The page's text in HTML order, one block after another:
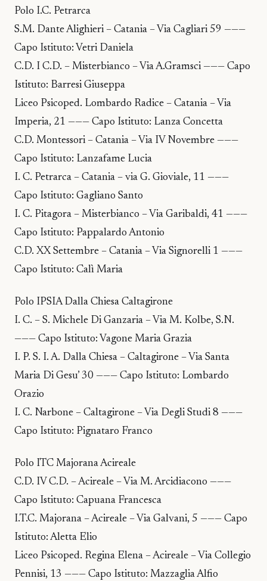
Polo I.C. Petrarca
S.M. Dante Alighieri – Catania – Via Cagliari 59 ———
Capo Istituto: Vetri Daniela
C.D. I C.D. – Misterbianco – Via A.Gramsci ——— Capo
Istituto: Barresi Giuseppa
Liceo Psicoped. Lombardo Radice – Catania – Via
Imperia, 21 ——— Capo Istituto: Lanza Concetta
C.D. Montessori – Catania – Via IV Novembre ———
Capo Istituto: Lanzafame Lucia
I. C. Petrarca – Catania – via G. Gioviale, 11 ———
Capo Istituto: Gagliano Santo
I. C. Pitagora – Misterbianco – Via Garibaldi, 41 ———
Capo Istituto: Pappalardo Antonio
C.D. XX Settembre – Catania – Via Signorelli 1 ———
Capo Istituto: Calì Maria
Polo IPSIA Dalla Chiesa Caltagirone
I. C. – S. Michele Di Ganzaria – Via M. Kolbe, S.N.
——— Capo Istituto: Vagone Maria Grazia
I. P. S. I. A. Dalla Chiesa – Caltagirone – Via Santa
Maria Di Gesu’ 30 ——— Capo Istituto: Lombardo
Orazio
I. C. Narbone – Caltagirone – Via Degli Studi 8 ———
Capo Istituto: Pignataro Franco
Polo ITC Majorana Acireale
C.D. IV C.D. – Acireale – Via M. Arcidiacono ———
Capo Istituto: Capuana Francesca
I.T.C. Majorana – Acireale – Via Galvani, 5 ——— Capo
Istituto: Aletta Elio
Liceo Psicoped. Regina Elena – Acireale – Via Collegio
Pennisi, 13 ——— Capo Istituto: Mazzaglia Alfio